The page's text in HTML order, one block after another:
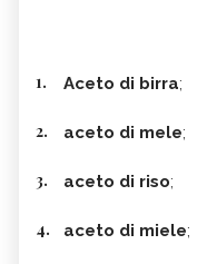
Aceto di birra;
aceto di mele;
aceto di riso;
aceto di miele;